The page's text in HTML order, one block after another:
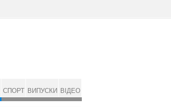
СПОРТ ВИПУСКИ ВІДЕО